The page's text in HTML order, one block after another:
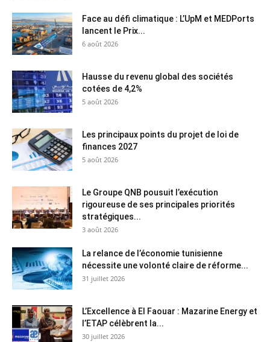
Face au défi climatique : L’UpM et MEDPorts
lancent le Prix...
6 août 2026
Hausse du revenu global des sociétés
cotées de 4,2%
5 août 2026
Les principaux points du projet de loi de
finances 2027
5 août 2026
Le Groupe QNB pousuit l’exécution
rigoureuse de ses principales priorités
stratégiques...
3 août 2026
La relance de l’économie tunisienne
nécessite une volonté claire de réforme...
31 juillet 2026
L’Excellence à El Faouar : Mazarine Energy et
l’ETAP célèbrent la...
30 juillet 2026